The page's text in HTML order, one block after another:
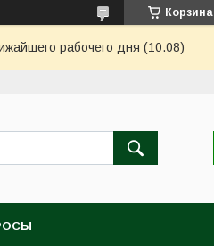
Корзина
рабочего дня (10.08)